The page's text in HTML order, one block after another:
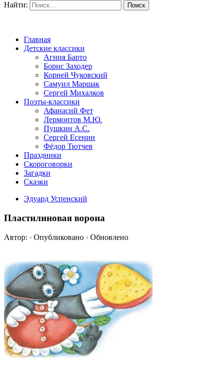
Найти:
Главная
Детские классики
Агния Барто
Борис Заходер
Корней Чуковский
Самуил Маршак
Сергей Михалков
Поэты-классики
Афанасий Фет
Лермонтов М.Ю.
Пушкин А.С.
Сергей Есенин
Фёдор Тютчев
Праздники
Скороговорки
Загадки
Сказки
Эдуард Успенский
Пластилиновая ворона
Автор: · Опубликовано · Обновлено